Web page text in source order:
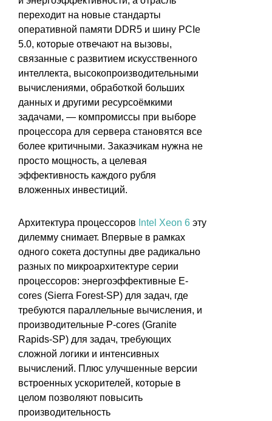
переходит на новые стандарты
оперативной памяти DDR5 и шину PCIe
5.0, которые отвечают на вызовы,
связанные с развитием искусственного
интеллекта, высокопроизводительными
вычислениями, обработкой больших
данных и другими ресурсоёмкими
задачами, — компромиссы при выборе
процессора для сервера становятся все
более критичными. Заказчикам нужна не
просто мощность, а целевая
эффективность каждого рубля
вложенных инвестиций.
Архитектура процессоров Intel Xeon 6 эту
дилемму снимает. Впервые в рамках
одного сокета доступны две радикально
разных по микроархитектуре серии
процессоров: энергоэффективные E-
cores (Sierra Forest-SP) для задач, где
требуются параллельные вычисления, и
производительные P-cores (Granite
Rapids-SP) для задач, требующих
сложной логики и интенсивных
вычислений. Плюс улучшенные версии
встроенных ускорителей, которые в
целом позволяют повысить
производительность